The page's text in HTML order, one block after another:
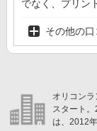
でなく、プリン
その他の口
オリコン
スタート
は、2012